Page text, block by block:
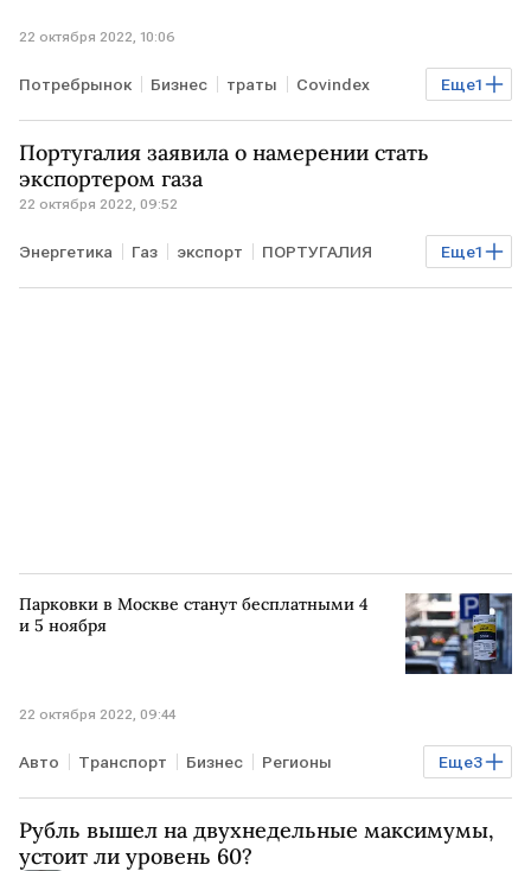
22 октября 2022, 10:06
Еще1
Потребрынок Бизнес траты Covindex
потребительский рынок
Португалия заявила о намерении стать
экспортером газа
22 октября 2022, 09:52
Еще1
Энергетика Газ экспорт ПОРТУГАЛИЯ
водород
Парковки в Москве станут бесплатными 4
и 5 ноября
22 октября 2022, 09:44
Еще3
Авто Транспорт Бизнес Регионы
Экономика МОСКВА парковка
Рубль вышел на двухнедельные максимумы,
устоит ли уровень 60?